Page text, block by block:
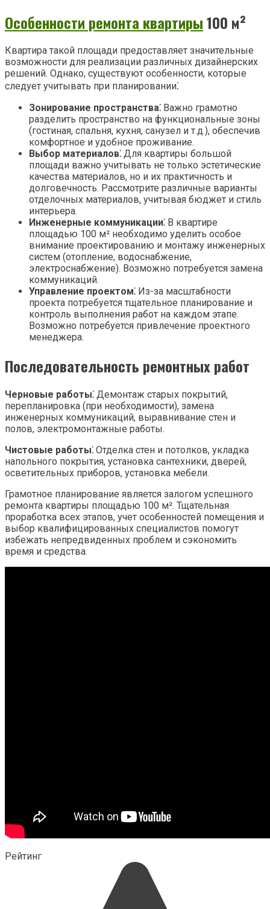
Особенности ремонта квартиры100 м²
Квартира такой площади предоставляет значительные
возможности для реализации различных дизайнерских
решений. Однако, существуют особенности, которые
следует учитывать при планировании⁚
Зонирование пространства⁚ Важно грамотно
разделить пространство на функциональные зоны
(гостиная, спальня, кухня, санузел и т.д.), обеспечив
комфортное и удобное проживание.
Выбор материалов⁚ Для квартиры большой
площади важно учитывать не только эстетические
качества материалов, но и их практичность и
долговечность. Рассмотрите различные варианты
отделочных материалов, учитывая бюджет и стиль
интерьера.
Инженерные коммуникации⁚ В квартире
площадью 100 м² необходимо уделить особое
внимание проектированию и монтажу инженерных
систем (отопление, водоснабжение,
электроснабжение). Возможно потребуется замена
коммуникаций.
Управление проектом⁚ Из-за масштабности
проекта потребуется тщательное планирование и
контроль выполнения работ на каждом этапе.
Возможно потребуется привлечение проектного
менеджера.
Последовательность ремонтных работ
Черновые работы⁚ Демонтаж старых покрытий,
перепланировка (при необходимости), замена
инженерных коммуникаций, выравнивание стен и
полов, электромонтажные работы.
Чистовые работы⁚ Отделка стен и потолков, укладка
напольного покрытия, установка сантехники, дверей,
осветительных приборов, установка мебели.
Грамотное планирование является залогом успешного
ремонта квартиры площадью 100 м². Тщательная
проработка всех этапов, учет особенностей помещения и
выбор квалифицированных специалистов помогут
избежать непредвиденных проблем и сэкономить
время и средства.
Рейтинг